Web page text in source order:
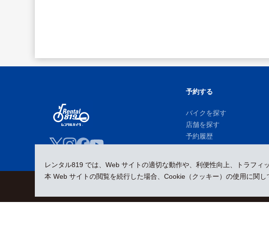
レンタル819 では、Web サイトの適切な動作や、利便性向上、トラフィ
本 Web サイトの閲覧を続行した場合、Cookie（クッキー）の使用に関し
予約する
バイクを探す
店舗を探す
予約履歴